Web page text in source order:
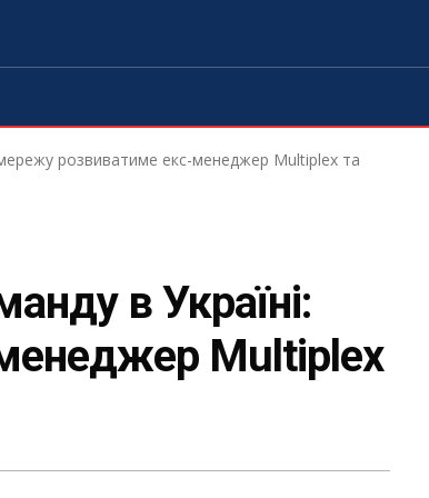
розвиватиме екс-менеджер Multiplex та
в Україні:
Multiplex